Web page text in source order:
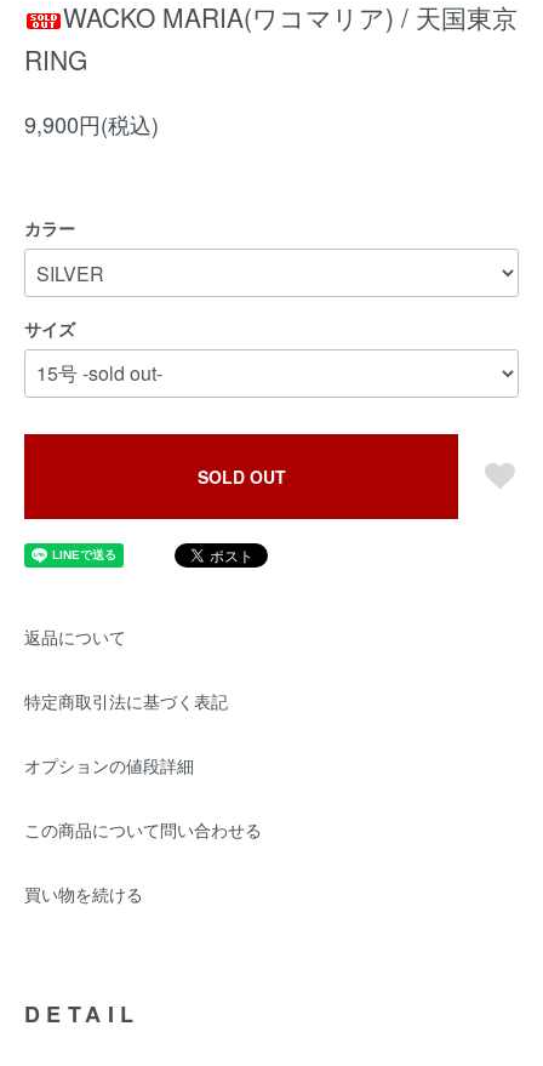
WACKO MARIA(ワコマリア) / 天国東京
RING
9,900円(税込)
カラー
サイズ
SOLD OUT
返品について
特定商取引法に基づく表記
オプションの値段詳細
この商品について問い合わせる
買い物を続ける
DETAIL